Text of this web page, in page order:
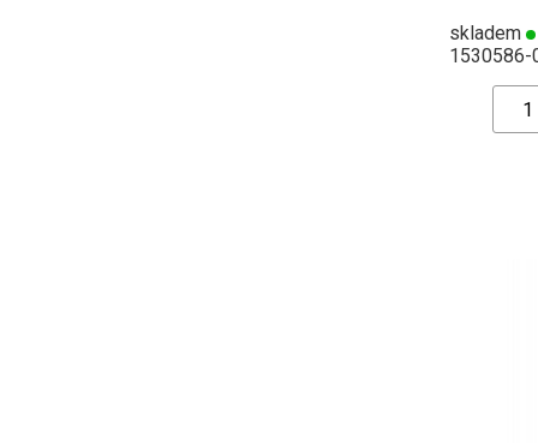
skladem
1530586-